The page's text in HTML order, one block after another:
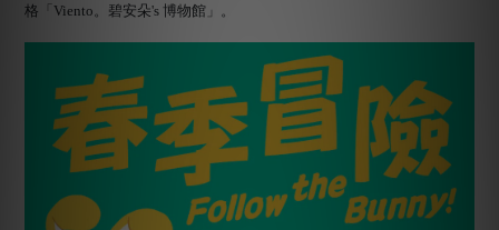
格「Viento。碧安朵's 博物館」。